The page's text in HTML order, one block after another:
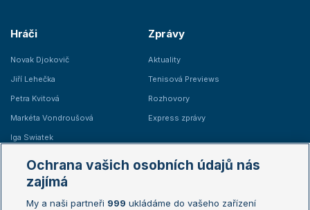
Hráči
Novak Djokovič
Jiří Lehečka
Petra Kvitová
Markéta Vondroušová
Iga Swiatek
Zprávy
Aktuality
Tenisová Previews
Rozhovory
Express zprávy
Žebříčky
Žebříček ATP (muži)
Australian Open
Ochrana vašich osobních údajů nás
zajímá
My a naši partneři 999 ukládáme do vašeho zařízení